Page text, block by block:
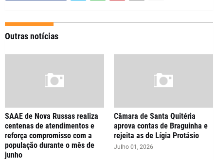
Outras notícias
SAAE de Nova Russas realiza
centenas de atendimentos e
reforça compromisso com a
população durante o mês de
junho
Câmara de Santa Quitéria
aprova contas de Braguinha e
rejeita as de Lígia Protásio
Julho 01, 2026